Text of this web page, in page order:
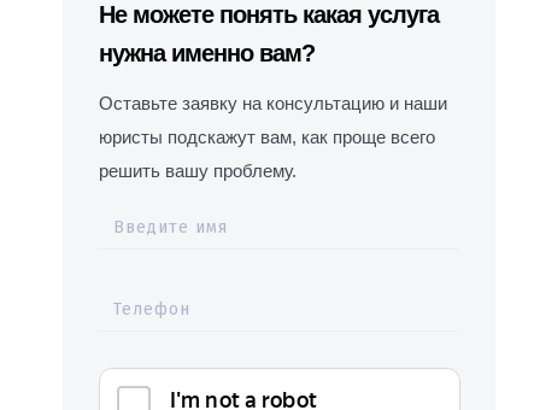
Не можете понять какая услуга
нужна именно вам?
Оставьте заявку на консультацию и наши
юристы подскажут вам, как проще всего
решить вашу проблему.
Введите имя
Телефон